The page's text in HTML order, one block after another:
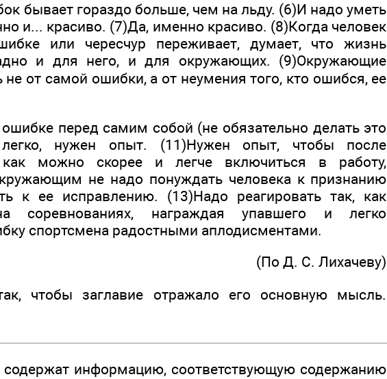
бывает гораздо больше, чем на льду. (6)И надо уметь
и... красиво. (7)Да, именно красиво. (8)Когда человек
или чересчур переживает, думает, что жизнь
и для него, и для окружающих. (9)Окружающие
от самой ошибки, а от неумения того, кто ошибся, ее
перед самим собой (не обязательно делать это
нужен опыт. (11)Нужен опыт, чтобы после
можно скорее и легче включиться в работу,
не надо понуждать человека к признанию
к ее исправлению. (13)Надо реагировать так, как
соревнованиях, награждая упавшего и легко
спортсмена радостными аплодисментами.
(По Д. С. Лихачеву)
чтобы заглавие отражало его основную мысль.
информацию, соответствующую содержанию